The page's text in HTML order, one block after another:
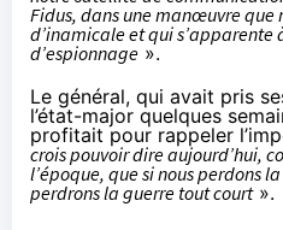
Fidus, dans une manœuvre que
d’inamicale et qui s’apparente
d’espionnage ».
Le général, qui avait pris
l’état-major quelques
profitait pour rappeler
crois pouvoir dire aujourd’hui,
l’époque, que si nous perdons
perdrons la guerre tout court».